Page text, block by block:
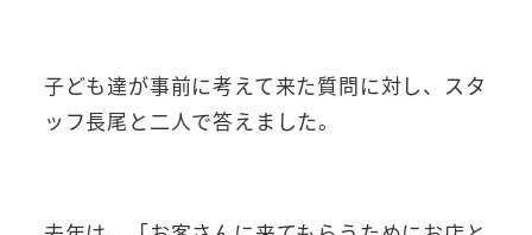
子ども達が事前に考えて来た質問に対し、スタ
ッフ長尾と二人で答えました。